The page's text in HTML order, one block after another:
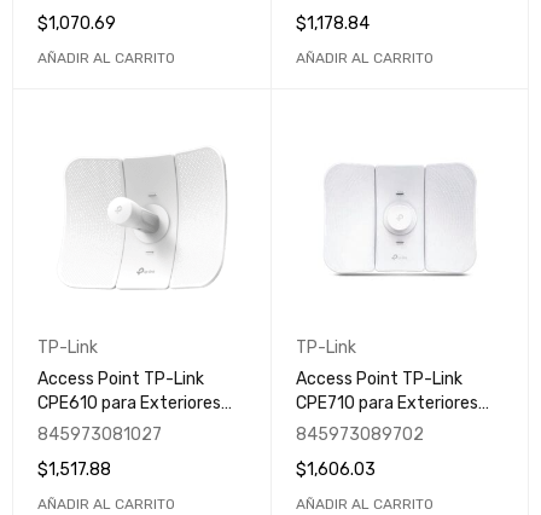
Integradas de 12dBi
$1,070.69
AÑADIR AL CARRITO
$1,178.84
AÑADIR AL CARRITO
TP-Link
Access Point TP-Link
CPE610 para Exteriores
Pharos / Inalámbrico /
845973081027
$1,517.88
AÑADIR AL CARRITO
TP-Link
Access Point TP-Link
CPE710 para Exteriores
Pharos / Inalámbrico / 867
Integrada de 23dBi
845973089702
$1,606.03
AÑADIR AL CARRITO